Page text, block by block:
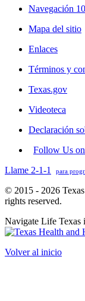
Navegación
Mapa del sitio
Enlaces
Términos y
Texas.gov
Videoteca
Declaración
Follow Us
Llame 2-1-1
para
© 2015 - 2026
rights reserved.
Navigate Life Texas
Volver al inicio